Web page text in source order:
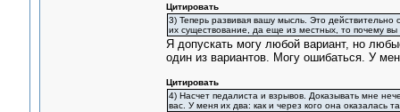
Цитировать
3) Теперь развивая вашу мысль. Это
их существование, да еще из местных, то почему вы
Я допускать могу любой вариант, но
один из вариантов. Могу ошибаться. У
Цитировать
4) Насчет педалиста и взрывов. Доказывать мне
вас. У меня их два: как и через кого она оказалась